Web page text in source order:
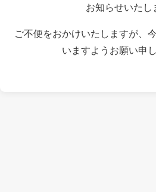
お知らせいたし
ご不便をおかけいたしますが、
いますようお願い申